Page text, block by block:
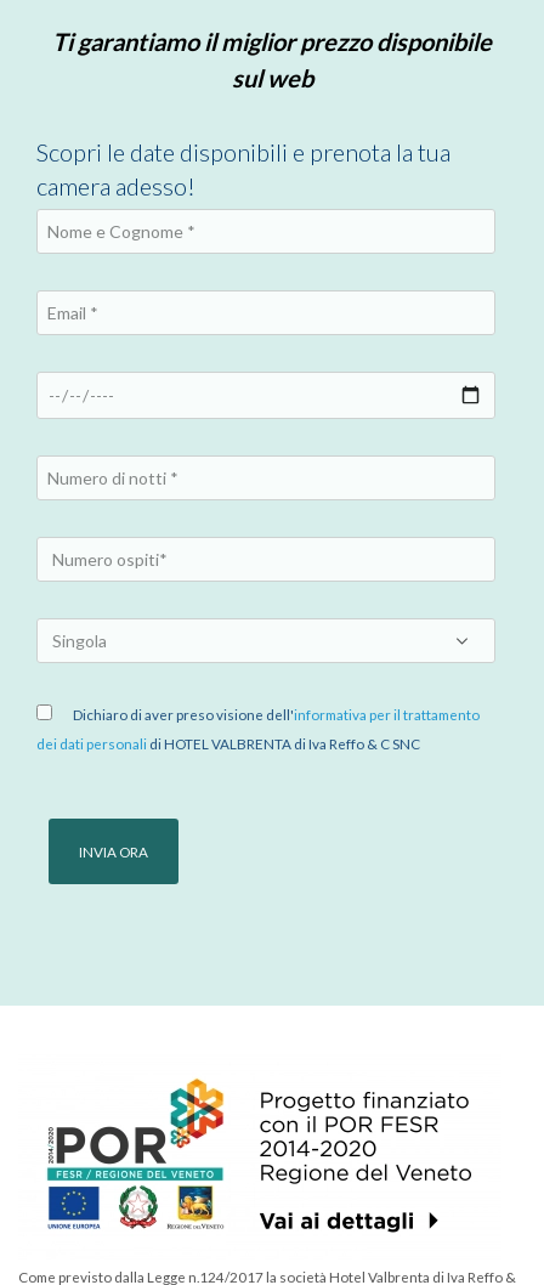
Ti garantiamo il miglior prezzo disponibile
sul web
Scopri le date disponibili e prenota la tua
camera adesso!
Dichiaro di aver preso visione dell'informativa per il trattamento
dei dati personali di HOTEL VALBRENTA di Iva Reffo & C SNC
Come previsto dalla Legge n.124/2017 la società Hotel Valbrenta di Iva Reffo &